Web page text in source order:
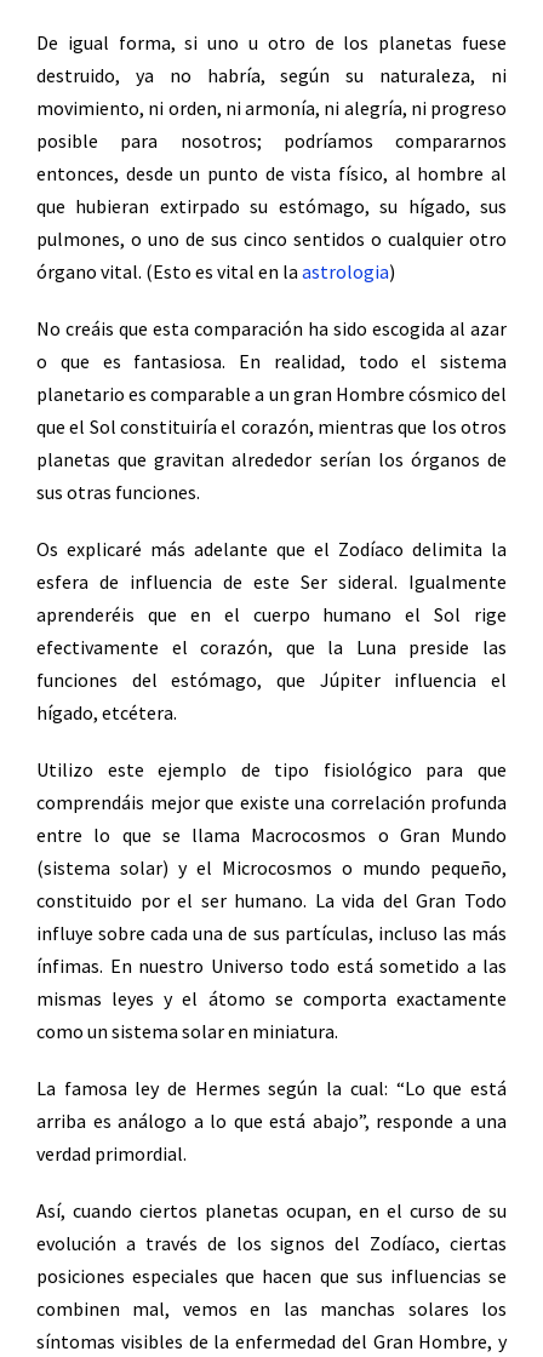
De igual forma, si uno u otro de los planetas fuese
destruido, ya no habría, según su naturaleza, ni
movimiento, ni orden, ni armonía, ni alegría, ni progreso
posible para nosotros; podríamos compararnos
entonces, desde un punto de vista físico, al hombre al
que hubieran extirpado su estómago, su hígado, sus
pulmones, o uno de sus cinco sentidos o cualquier otro
órgano vital. (Esto es vital en la astrologia)
No creáis que esta comparación ha sido escogida al azar
o que es fantasiosa. En realidad, todo el sistema
planetario es comparable a un gran Hombre cósmico del
que el Sol constituiría el corazón, mientras que los otros
planetas que gravitan alrededor serían los órganos de
sus otras funciones.
Os explicaré más adelante que el Zodíaco delimita la
esfera de influencia de este Ser sideral. Igualmente
aprenderéis que en el cuerpo humano el Sol rige
efectivamente el corazón, que la Luna preside las
funciones del estómago, que Júpiter influencia el
hígado, etcétera.
Utilizo este ejemplo de tipo fisiológico para que
comprendáis mejor que existe una correlación profunda
entre lo que se llama Macrocosmos o Gran Mundo
(sistema solar) y el Microcosmos o mundo pequeño,
constituido por el ser humano. La vida del Gran Todo
influye sobre cada una de sus partículas, incluso las más
ínfimas. En nuestro Universo todo está sometido a las
mismas leyes y el átomo se comporta exactamente
como un sistema solar en miniatura.
La famosa ley de Hermes según la cual: “Lo que está
arriba es análogo a lo que está abajo”, responde a una
verdad primordial.
Así, cuando ciertos planetas ocupan, en el curso de su
evolución a través de los signos del Zodíaco, ciertas
posiciones especiales que hacen que sus influencias se
combinen mal, vemos en las manchas solares los
síntomas visibles de la enfermedad del Gran Hombre, y